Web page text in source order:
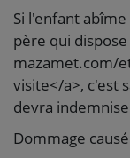
Si l'enfant
père qui
mazamet.com/
visite</a>, c'est
devra
Dommage